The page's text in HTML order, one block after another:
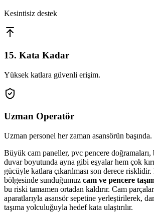
Kesintisiz destek
15. Kata Kadar
Yüksek katlara güvenli erişim.
Uzman Operatör
Uzman personel her zaman asansörün başında.
Büyük cam paneller, pvc pencere doğramaları,
duvar boyutunda ayna gibi eşyalar hem çok
gücüyle katlara çıkarılması son derece
bölgesinde sunduğumuz cam ve pencere
bu riski tamamen ortadan kaldırır. Cam
aparatlarıyla asansör sepetine yerleştirilerek,
taşıma yolculuğuyla hedef kata ulaştırılır.